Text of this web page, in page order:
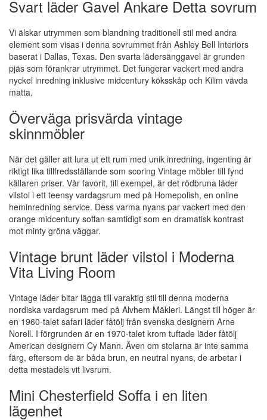
Svart läder Gavel Ankare Detta sovrum
Vi älskar utrymmen som blandning traditionell stil med andra
element som visas i denna sovrummet från Ashley Bell Interiors
baserat i Dallas, Texas. Den svarta lädersänggavel är grunden
pjäs som förankrar utrymmet. Det fungerar vackert med andra
nyckel inredning inklusive midcentury köksskåp och Kilim vävda
matta.
Överväga prisvärda vintage
skinnmöbler
När det gäller att lura ut ett rum med unik inredning, ingenting är
riktigt lika tillfredsställande som scoring Vintage möbler till fynd
källaren priser. Vår favorit, till exempel, är det rödbruna läder
vilstol i ett teensy vardagsrum med på Homepolish, en online
heminredning service. Dess varma nyans par vackert med den
orange midcentury soffan samtidigt som en dramatisk kontrast
mot minty gröna väggar.
Vintage brunt läder vilstol i Moderna
Vita Living Room
Vintage läder bitar lägga till varaktig stil till denna moderna
nordiska vardagsrum med på Alvhem Mäkleri. Längst till höger är
en 1960-talet safari läder fåtölj från svenska designern Arne
Norell. I förgrunden är en 1970-talet krom tuftade läder fåtölj
American designern Cy Mann. Även om stolarna är inte samma
färg, eftersom de är båda brun, en neutral nyans, de arbetar i
detta mestadels vit livsrum.
Mini Chesterfield Soffa i en liten
lägenhet